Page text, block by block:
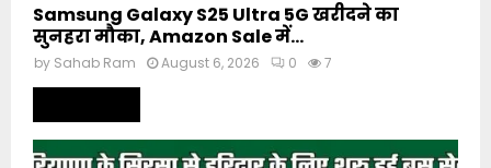
Samsung Galaxy S25 Ultra 5G खरीदने का
सुनहरा मौका, Amazon Sale में...
by Sahab Ram August 6, 2026 0 7